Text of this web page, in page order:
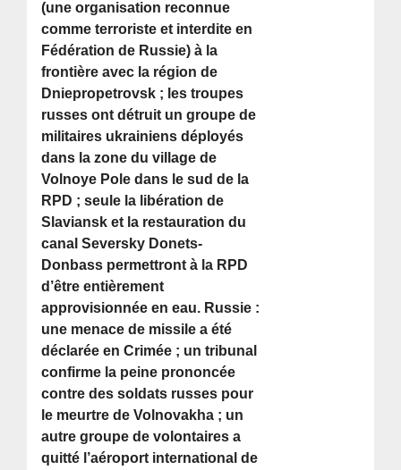
(une organisation reconnue
comme terroriste et interdite en
Fédération de Russie) à la
frontière avec la région de
Dniepropetrovsk ; les troupes
russes ont détruit un groupe de
militaires ukrainiens déployés
dans la zone du village de
Volnoye Pole dans le sud de la
RPD ; seule la libération de
Slaviansk et la restauration du
canal Seversky Donets-
Donbass permettront à la RPD
d’être entièrement
approvisionnée en eau. Russie :
une menace de missile a été
déclarée en Crimée ; un tribunal
confirme la peine prononcée
contre des soldats russes pour
le meurtre de Volnovakha ; un
autre groupe de volontaires a
quitté l’aéroport international de